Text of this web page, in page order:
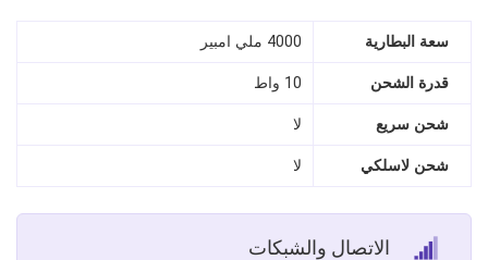
سعة البطارية 4000 ملي امبير
قدرة الشحن 10 واط
شحن سريع لا
شحن لاسلكي لا
الاتصال والشبكات